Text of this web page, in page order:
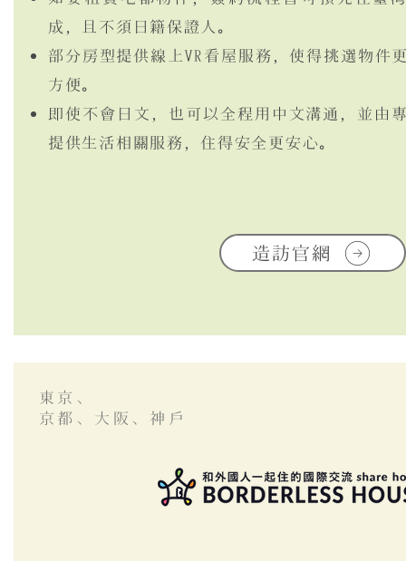
成，且不須日籍保證人。
部分房型提供線上VR看屋服務，使得挑選物件
方便。
即使不會日文，也可以全程用中文溝通，並由
提供生活相關服務，住得安全更安心。
造訪官網
東京、
​京都、大阪、神戶